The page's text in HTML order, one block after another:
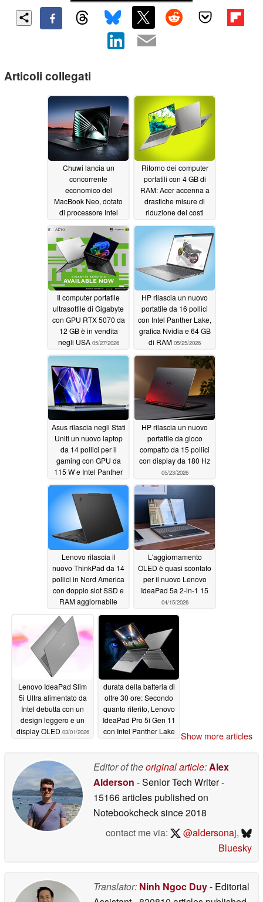
Articoli collegati
Chuwi lancia un
concorrente
economico del
MacBook Neo, dotato
di processore Intel
06/25/2026
Ritorno dei computer
portatili con 4 GB di
RAM: Acer accenna a
drastiche misure di
riduzione dei costi
05/29/2026
Il computer portatile
ultrasottile di Gigabyte
con GPU RTX 5070 da
12 GB è in vendita
negli USA 05/27/2026
HP rilascia un nuovo
portatile da 16 pollici
con Intel Panther Lake,
grafica Nvidia e 64 GB
di RAM 05/25/2026
Asus rilascia negli Stati
Uniti un nuovo laptop
da 14 pollici per il
gaming con GPU da
115 W e Intel Panther
05/23/2026
HP rilascia un nuovo
portatile da gioco
compatto da 15 pollici
con display da 180 Hz
05/23/2026
Lenovo rilascia il
nuovo ThinkPad da 14
pollici in Nord America
con doppio slot SSD e
RAM aggiornabile
05/23/2026
L'aggiornamento
OLED è quasi scontato
per il nuovo Lenovo
IdeaPad 5a 2-in-1 15
04/15/2026
Lenovo IdeaPad Slim
5i Ultra alimentato da
Intel debutta con un
design leggero e un
display OLED 03/01/2026
durata della batteria di
oltre 30 ore: Secondo
quanto riferito, Lenovo
IdeaPad Pro 5i Gen 11
con Intel Panther Lake
Show more articles
Editor of theoriginal article:Alex
Alderson - Senior Tech Writer-
15166 articles published on
Notebookchecksince 2018
contact me via:
@aldersonaj,
Bluesky
Translator: Ninh Ngoc Duy- Editorial